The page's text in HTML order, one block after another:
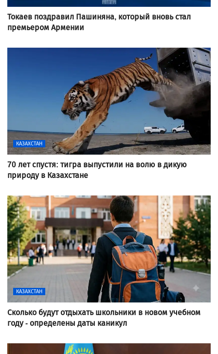
Токаев поздравил Пашиняна, который вновь стал
премьером Армении
КАЗАХСТАН
70 лет спустя: тигра выпустили на волю в дикую
природу в Казахстане
КАЗАХСТАН
Сколько будут отдыхать школьники в новом учебном
году - определены даты каникул